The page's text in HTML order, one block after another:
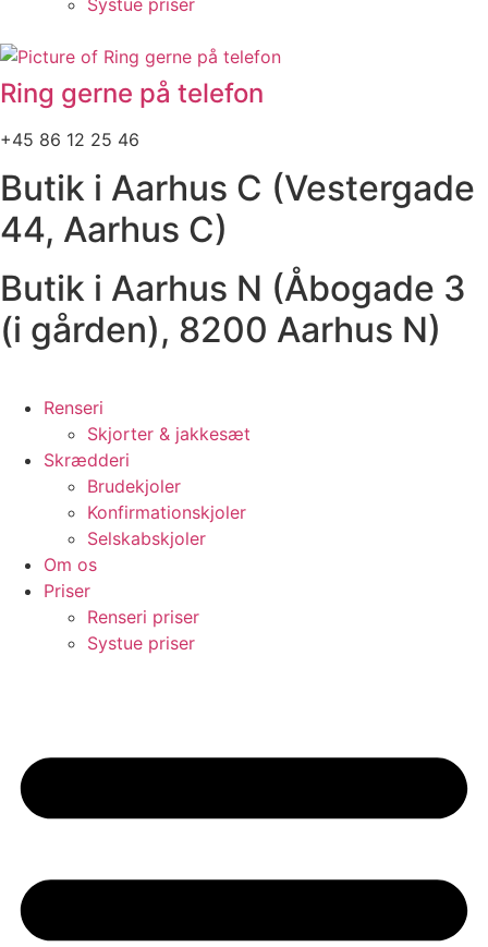
Systue priser
Ring gerne på telefon
+45 86 12 25 46
Butik i Aarhus C (Vestergade
44, Aarhus C)
Butik i Aarhus N (Åbogade 3
(i gården), 8200 Aarhus N)
Renseri
Skjorter & jakkesæt
Skrædderi
Brudekjoler
Konfirmationskjoler
Selskabskjoler
Om os
Priser
Renseri priser
Systue priser